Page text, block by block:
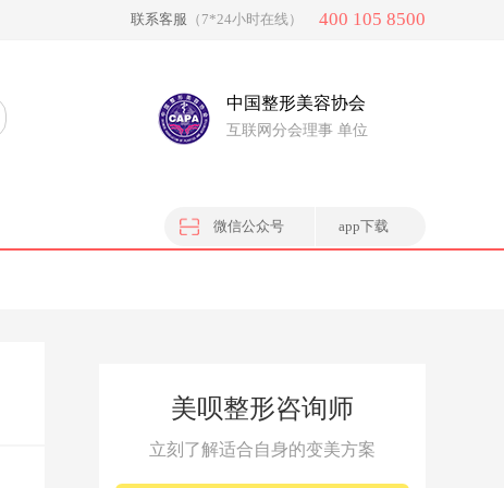
400 105 8500
联系客服 （7*24小时在线）
中国整形美容协会
互联网分会理事 单位
微信公众号 app下载
美呗整形咨询师
立刻了解适合自身的变美方案